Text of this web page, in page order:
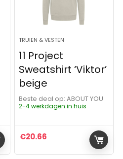
TRUIEN & VESTEN
11 Project
Sweatshirt ‘Viktor’
beige
Beste deal op:
ABOUT YOU
2-4 werkdagen in huis
€20.66